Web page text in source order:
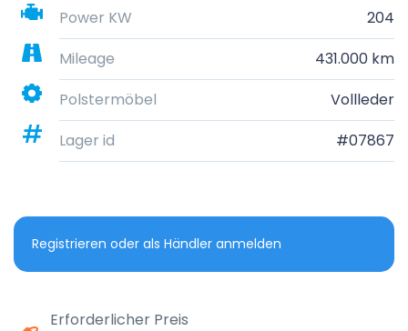
Power KW
204
Mileage
431.000 km
Polstermöbel
Vollleder
Lager id
#07867
Registrieren oder als Händler anmelden
Erforderlicher Preis